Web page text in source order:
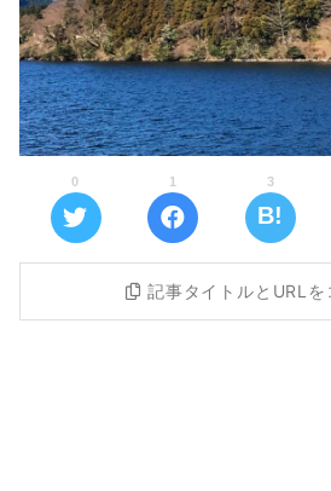
0 1 3
記事タイトルとURLを